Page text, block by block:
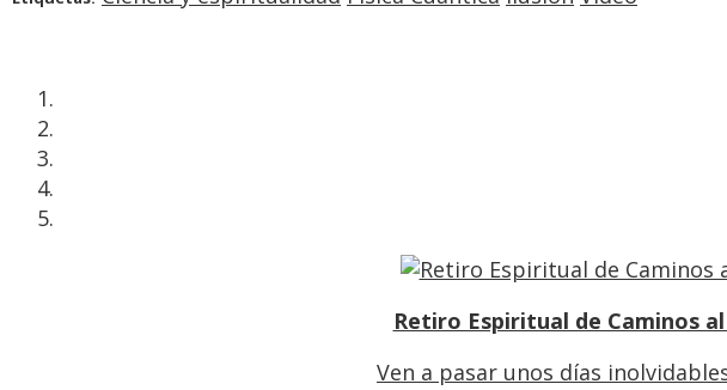
Retiro Espiritual de Caminos
Ven a pasar unos días